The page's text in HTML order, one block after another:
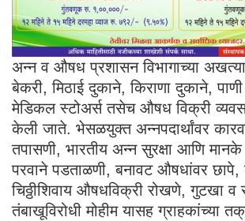
अन्न व औषध प्रशासन विभागाच्या
बेकरी, मिठाई दुकाने, किराणा दुकाने,
मेडिकल स्टोअर्स तसेच औषध विक्री
केली जाते. भेसळयुक्त अन्नपदार्थांवर
तपासणी, भारतीय अन्न सुरक्षा आणि
परवाने पडताळणी, बनावट औषधांवर छापे,
चिठ्ठीशिवाय औषधविक्री रोखणे, गुटखा व
तंबाखूविरोधी मोहीम यासह ग्राहकांच्या